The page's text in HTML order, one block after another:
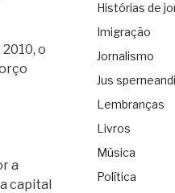
o
a
capital
Histórias de
Imigração
Jornalismo
Jus sperneandi
Lembranças
Livros
Música
Política